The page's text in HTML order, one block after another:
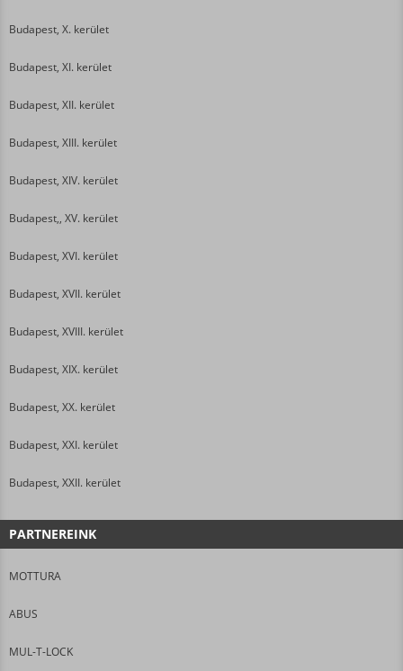
Budapest, X. kerület
Budapest, XI. kerület
Budapest, XII. kerület
Budapest, XIII. kerület
Budapest, XIV. kerület
Budapest,, XV. kerület
Budapest, XVI. kerület
Budapest, XVII. kerület
Budapest, XVIII. kerület
Budapest, XIX. kerület
Budapest, XX. kerület
Budapest, XXI. kerület
Budapest, XXII. kerület
PARTNEREINK
MOTTURA
ABUS
MUL-T-LOCK